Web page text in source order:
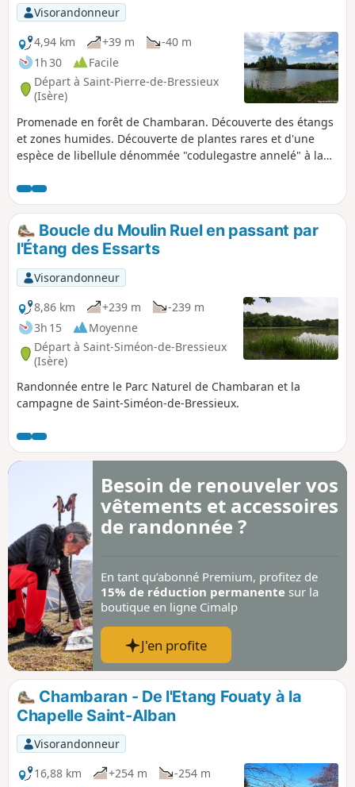
Visorandonneur
4,94 km
+39 m
-40 m
1h 30
Facile
Départ à Saint-Pierre-de-Bressieux
(Isère)
Promenade en forêt de Chambaran. Découverte des étangs
et zones humides. Découverte de plantes rares et d'une
espèce de libellule dénommée "codulegastre annelé" à la
Boucle du Moulin Ruel en passant par
l'Étang des Essarts
Visorandonneur
8,86 km
+239 m
-239 m
3h 15
Moyenne
Départ à Saint-Siméon-de-Bressieux
(Isère)
Randonnée entre le Parc Naturel de Chambaran et la
campagne de Saint-Siméon-de-Bressieux.
Besoin de renouveler vos
vêtements et accessoires
de randonnée ?
En tant qu’abonné Premium, profitez de
15% de réduction permanente sur la
boutique en ligne Cimalp
J'en profite
Chambaran - De l'Etang Fouaty à la
Chapelle Saint-Alban
Visorandonneur
16,88 km
+254 m
-254 m